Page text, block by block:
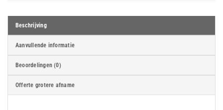
Beschrijving
Aanvullende informatie
Beoordelingen (0)
Offerte grotere afname